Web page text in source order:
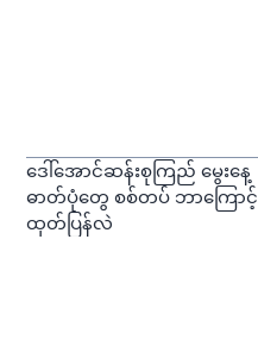
ဒေါ်အောင်ဆန်းစုကြည် မွေးနေ့
ဓာတ်ပုံတွေ စစ်တပ် ဘာကြောင့်
ထုတ်ပြန်လဲ